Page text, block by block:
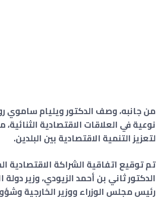
من جانبه، وصف الدكتور ويليام ساموي
نوعية في العلاقات الاقتصادية
لتعزيز التنمية الاقتصادية بين البلدين.
تم توقيع اتفاقية الشراكة الاقتصادية
الدكتور ثاني بن أحمد الزيودي، وزير دولة
رئيس مجلس الوزراء ووزير الخارجية